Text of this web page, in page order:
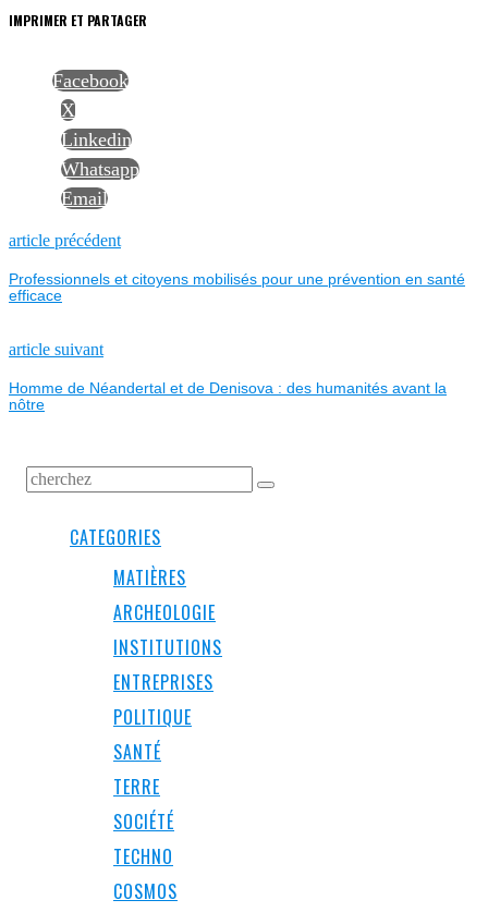
IMPRIMER ET PARTAGER
Facebook
X
Linkedin
Whatsapp
Email
NAVIGATION
DE
L’ARTICLE
article précédentPrevious
Professionnels et citoyens mobilisés pour une prévention en santé
efficace
article suivantNext
Homme de Néandertal et de Denisova : des humanités avant la
nôtre
CATEGORIES
MATIÈRES
ARCHEOLOGIE
INSTITUTIONS
ENTREPRISES
POLITIQUE
SANTÉ
TERRE
SOCIÉTÉ
TECHNO
COSMOS